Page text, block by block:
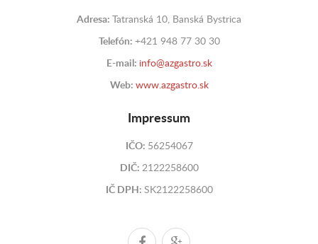
Adresa: Tatranská 10, Banská Bystrica
Telefón: +421 948 77 30 30
E-mail: info@azgastro.sk
Web: www.azgastro.sk
Impressum
IČO: 56254067
DIČ: 2122258600
IČ DPH: SK2122258600